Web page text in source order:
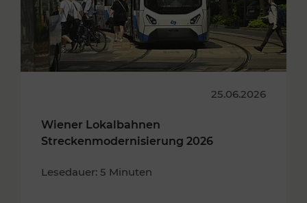
25.06.2026
Wiener Lokalbahnen
Streckenmodernisierung 2026
Lesedauer: 5 Minuten